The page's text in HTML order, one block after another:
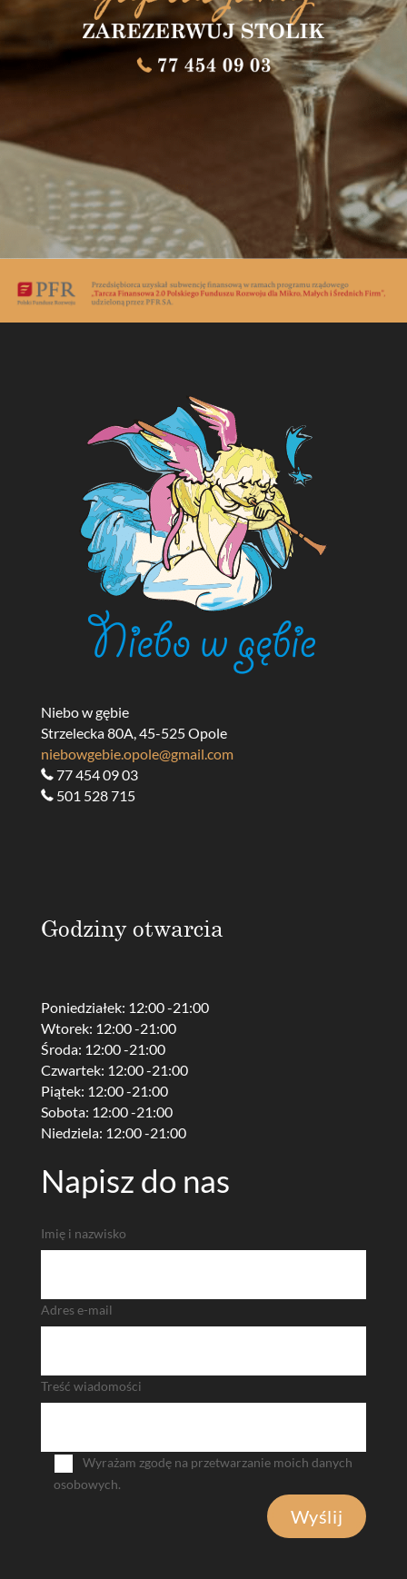
Niebo w gębie
Strzelecka 80A, 45-525 Opole
niebowgebie.opole@gmail.com
77 454 09 03
501 528 715
Godziny otwarcia
Poniedziałek: 12:00 -21:00
Wtorek: 12:00 -21:00
Środa: 12:00 -21:00
Czwartek: 12:00 -21:00
Piątek: 12:00 -21:00
Sobota: 12:00 -21:00
Niedziela: 12:00 -21:00
Napisz do nas
Imię i nazwisko
Adres e-mail
Treść wiadomości
Wyrażam zgodę na przetwarzanie moich danych
osobowych.